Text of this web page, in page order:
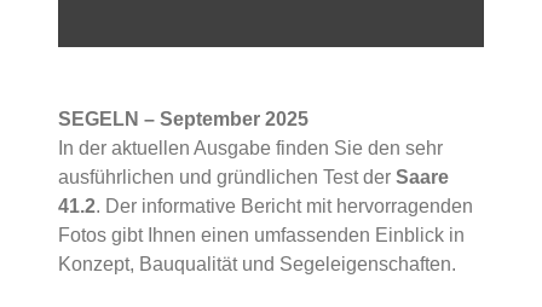
SEGELN – September 2025
In der aktuellen Ausgabe finden Sie den sehr
ausführlichen und gründlichen Test der Saare
41.2. Der informative Bericht mit hervorragenden
Fotos gibt Ihnen einen umfassenden Einblick in
Konzept, Bauqualität und Segeleigenschaften.